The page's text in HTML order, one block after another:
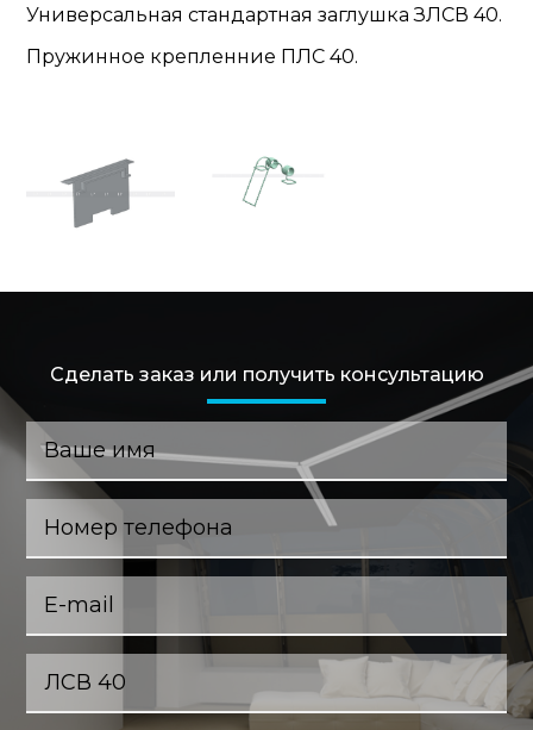
Универсальная стандартная заглушка ЗЛСВ 40.
Пружинное крепленние ПЛС 40.
Сделать заказ или получить консультацию